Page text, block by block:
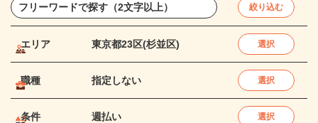
絞り込む
エリア 東京都23区(杉並区) 選択
職種 指定しない 選択
条件 週払い 選択